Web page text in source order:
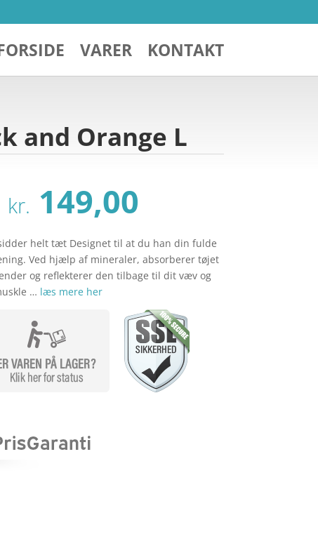
VARER KONTAKT
and Orange L
Den
oprindelige
pris
var:
kr. 525,00.
kr. 149,00
pris
er:
kr. 149,00.
helt tæt Designet til at du han din fulde
Ved hjælp af mineraler, absorberer tøjet
og reflekterer den tilbage til dit væv og
… læs mere her